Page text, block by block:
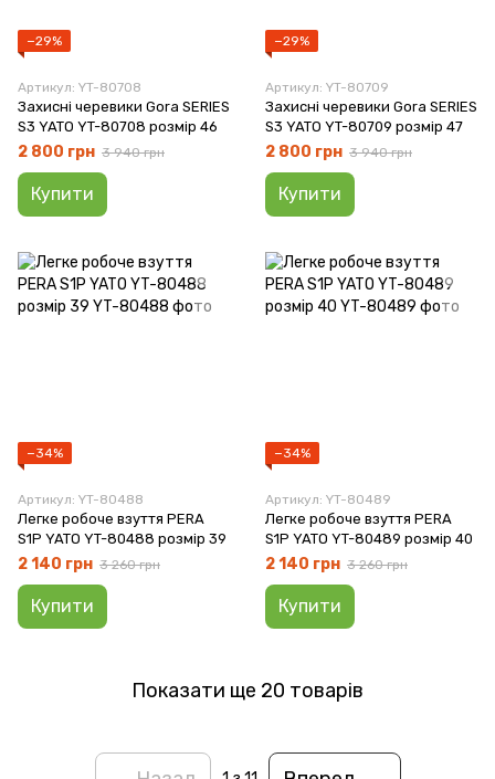
−29%
Артикул: YT-80708
Захисні черевики Gora SERIES
S3 YATO YT-80708 розмір 46
2 800 грн 3 940 грн
Купити
−29%
Артикул: YT-80709
Захисні черевики Gora SERIES
S3 YATO YT-80709 розмір 47
2 800 грн 3 940 грн
Купити
−34%
Артикул: YT-80488
Легке робоче взуття PERA
S1P YATO YT-80488 розмір 39
2 140 грн 3 260 грн
Купити
−34%
Артикул: YT-80489
Легке робоче взуття PERA
S1P YATO YT-80489 розмір 40
2 140 грн 3 260 грн
Купити
Показати ще 20 товарів